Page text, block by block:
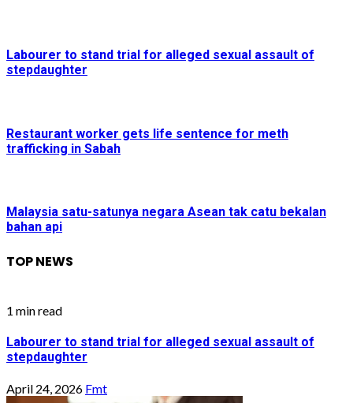
Labourer to stand trial for alleged sexual assault of
stepdaughter
Restaurant worker gets life sentence for meth
trafficking in Sabah
Malaysia satu-satunya negara Asean tak catu bekalan
bahan api
TOP NEWS
1 min read
Labourer to stand trial for alleged sexual assault of
stepdaughter
April 24, 2026 Fmt